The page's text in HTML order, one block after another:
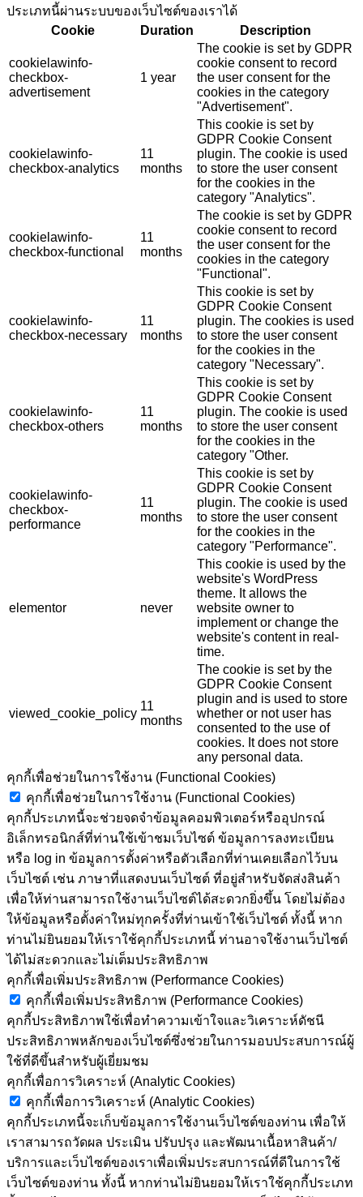
ประเภทนี้ผ่านระบบของเว็บไซต์ของเราได้
Cookie
Duration Description
cookielawinfo-
checkbox-
advertisement
1 year
The cookie is set by GDPR
cookie consent to record
the user consent for the
cookies in the category
"Advertisement".
cookielawinfo-
checkbox-analytics
11
months
This cookie is set by
GDPR Cookie Consent
plugin. The cookie is used
to store the user consent
for the cookies in the
category "Analytics".
cookielawinfo-
checkbox-functional
11
months
The cookie is set by GDPR
cookie consent to record
the user consent for the
cookies in the category
"Functional".
cookielawinfo-
checkbox-necessary
11
months
This cookie is set by
GDPR Cookie Consent
plugin. The cookies is used
to store the user consent
for the cookies in the
category "Necessary".
cookielawinfo-
checkbox-others
11
months
This cookie is set by
GDPR Cookie Consent
plugin. The cookie is used
to store the user consent
for the cookies in the
category "Other.
cookielawinfo-
checkbox-
performance
11
months
This cookie is set by
GDPR Cookie Consent
plugin. The cookie is used
to store the user consent
for the cookies in the
category "Performance".
elementor never
This cookie is used by the
website's WordPress
theme. It allows the
website owner to
implement or change the
website's content in real-
time.
viewed_cookie_policy
11
months
The cookie is set by the
GDPR Cookie Consent
plugin and is used to store
whether or not user has
consented to the use of
cookies. It does not store
any personal data.
คุกกี้เพื่อช่วยในการใช้งาน (Functional Cookies)
คุกกี้เพื่อช่วยในการใช้งาน (Functional Cookies)
คุกกี้ประเภทนี้จะช่วยจดจำข้อมูลคอมพิวเตอร์หรืออุปกรณ์
อิเล็กทรอนิกส์ที่ท่านใช้เข้าชมเว็บไซต์ ข้อมูลการลงทะเบียน
หรือ log in ข้อมูลการตั้งค่าหรือตัวเลือกที่ท่านเคยเลือกไว้บน
เว็บไซต์ เช่น ภาษาที่แสดงบนเว็บไซต์ ที่อยู่สำหรับจัดส่งสินค้า
เพื่อให้ท่านสามารถใช้งานเว็บไซต์ได้สะดวกยิ่งขึ้น โดยไม่ต้อง
ให้ข้อมูลหรือตั้งค่าใหม่ทุกครั้งที่ท่านเข้าใช้เว็บไซต์ ทั้งนี้ หาก
ท่านไม่ยินยอมให้เราใช้คุกกี้ประเภทนี้ ท่านอาจใช้งานเว็บไซต์
ได้ไม่สะดวกและไม่เต็มประสิทธิภาพ
คุกกี้เพื่อเพิ่มประสิทธิภาพ (Performance Cookies)
คุกกี้เพื่อเพิ่มประสิทธิภาพ (Performance Cookies)
คุกกี้ประสิทธิภาพใช้เพื่อทำความเข้าใจและวิเคราะห์ดัชนี
ประสิทธิภาพหลักของเว็บไซต์ซึ่งช่วยในการมอบประสบการณ์ผู้
ใช้ที่ดีขึ้นสำหรับผู้เยี่ยมชม
คุกกี้เพื่อการวิเคราะห์ (Analytic Cookies)
คุกกี้เพื่อการวิเคราะห์ (Analytic Cookies)
คุกกี้ประเภทนี้จะเก็บข้อมูลการใช้งานเว็บไซต์ของท่าน เพื่อให้
เราสามารถวัดผล ประเมิน ปรับปรุง และพัฒนาเนื้อหาสินค้า/
บริการและเว็บไซต์ของเราเพื่อเพิ่มประสบการณ์ที่ดีในการใช้
เว็บไซต์ของท่าน ทั้งนี้ หากท่านไม่ยินยอมให้เราใช้คุกกี้ประเภท